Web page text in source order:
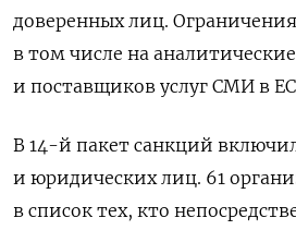
доверенных лиц.
в том числе на
и поставщиков услуг СМИ в
В 14-й пакет санкций
и юридических лиц. 61
в список тех, кто